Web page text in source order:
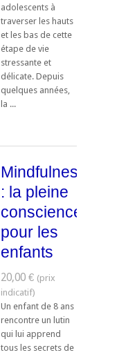
adolescents à
traverser les hauts
et les bas de cette
étape de vie
stressante et
délicate. Depuis
quelques années,
la ...
Mindfulness
: la pleine
conscience
pour les
enfants
20,00 €
Un enfant de 8 ans
rencontre un lutin
qui lui apprend
tous les secrets de